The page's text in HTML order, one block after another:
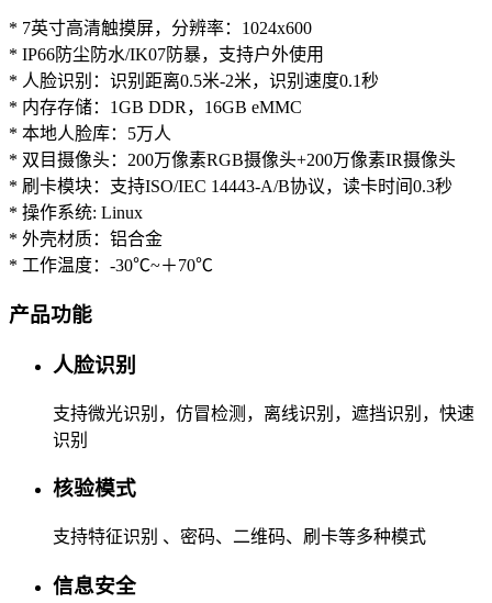
* 7英寸高清触摸屏，分辨率：1024x600
* IP66防尘防水/IK07防暴，支持户外使用
* 人脸识别：识别距离0.5米-2米，识别速度0.1秒
* 内存存储：1GB DDR，16GB eMMC
* 本地人脸库：5万人
* 双目摄像头：200万像素RGB摄像头+200万像素IR摄像头
* 刷卡模块：支持ISO/IEC 14443-A/B协议，读卡时间0.3秒
* 操作系统: Linux
* 外壳材质：铝合金
* 工作温度：-30℃~＋70℃
产品功能
人脸识别
支持微光识别，仿冒检测，离线识别，遮挡识别，快速
识别
核验模式
支持特征识别 、密码、二维码、刷卡等多种模式
信息安全